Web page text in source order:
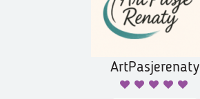
ArtPasjerenaty